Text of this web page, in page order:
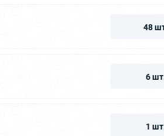
48
6
1